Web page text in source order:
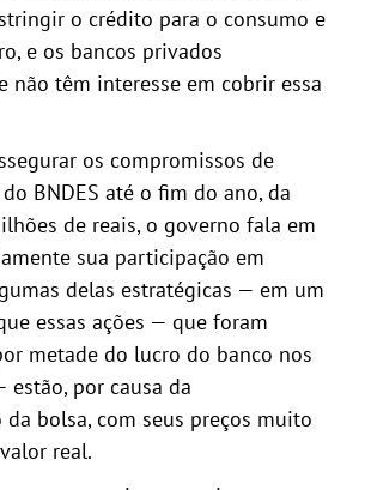
o crédito para o consumo e
e os bancos privados
não têm interesse em cobrir essa
os compromissos de
BNDES até o fim do ano, da
de reais, o governo fala em
sua participação em
delas estratégicas — em um
essas ações — que foram
metade do lucro do banco nos
por causa da
da bolsa, com seus preços muito
real.